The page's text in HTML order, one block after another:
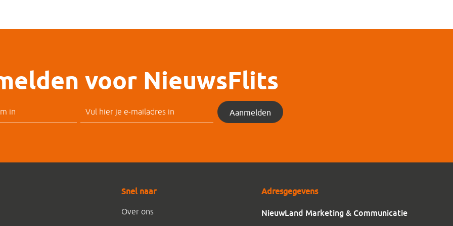
voor NieuwsFlits
Aanmelden
Snel naar
Over ons
Adresgegevens
NieuwLand Marketing & Communicatie